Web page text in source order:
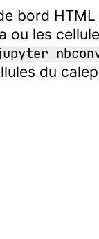
bord
ou les
du